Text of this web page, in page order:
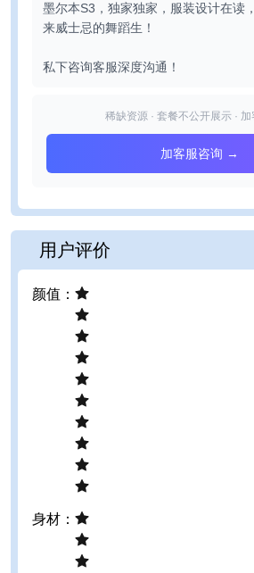
墨尔本S3，独家独家，服装设计在读
来威士忌的舞蹈生！
私下咨询客服深度沟通！
稀缺资源 · 套餐不公开展示 ·
加客服咨询 →
用户评价
颜值 ：
身材 ：